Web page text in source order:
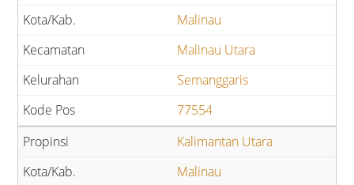
Malinau
Malinau Utara
Semanggaris
77554
Kalimantan Utara
Malinau